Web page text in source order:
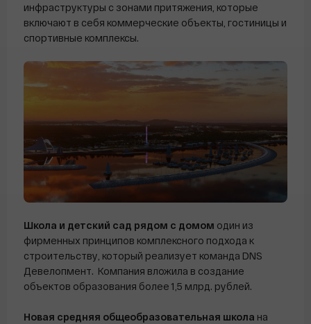
инфраструктуры с зонами притяжения, которые
включают в себя коммерческие объекты, гостиницы и
спортивные комплексы.
Школа и детский сад рядом с домом один из
фирменных принципов комплексного подхода к
строительству, который реализует команда DNS
Девелопмент. Компания вложила в создание
объектов образования более 1,5 млрд. рублей.
Новая средняя общеобразовательная школа на